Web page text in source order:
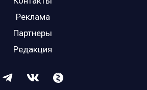
Реклама
Партнеры
Редакция